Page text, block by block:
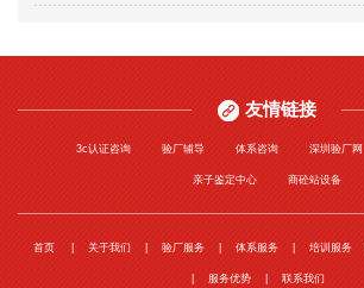
友情链接
3c认证咨询 验厂辅导 体系咨询 深圳验厂网
亲子鉴定中心 商砼站设备
首页 关于我们 验厂服务 体系服务 培训服务
服务优势 联系我们